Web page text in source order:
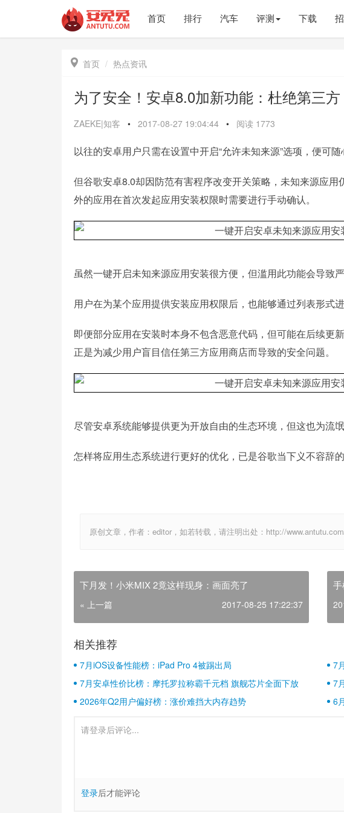
首页 排行 汽车 评测 下载
 首页 热点资讯
为了安全！安卓8.0加新功能：杜绝第三方
ZAEKE|知客 • 2017-08-27 19:04:44 • 阅读 1773
以往的安卓用户只需在设置中开启“允许未知来源”选项，便可
但谷歌安卓8.0却因防范有害程序改变开关策略，未知来源应
外的应用在首次发起应用安装权限时需要进行手动确认。
虽然一键开启未知来源应用安装很方便，但滥用此功能会导致严
用户在为某个应用提供安装应用权限后，也能够通过列表形式进
即便部分应用在安装时本身不包含恶意代码，但可能在后续更
正是为减少用户盲目信任第三方应用商店而导致的安全问题。
尽管安卓系统能够提供更为开放自由的生态环境，但这也为流
怎样将应用生态系统进行更好的优化，已是谷歌当下义不容辞
原创文章，作者：editor，如若转载，请注明出处：http://
下月发！小米MIX 2竟这样现身：画面亮了
« 上一篇 2017-08-25 17:22:37
相关推荐
7月iOS设备性能榜：iPad Pro 4被踢出局
7
7月安卓性价比榜：摩托罗拉称霸千元档 旗舰芯片全面下放
7
2026年Q2用户偏好榜：涨价难挡大内存趋势
6
登录后才能评论